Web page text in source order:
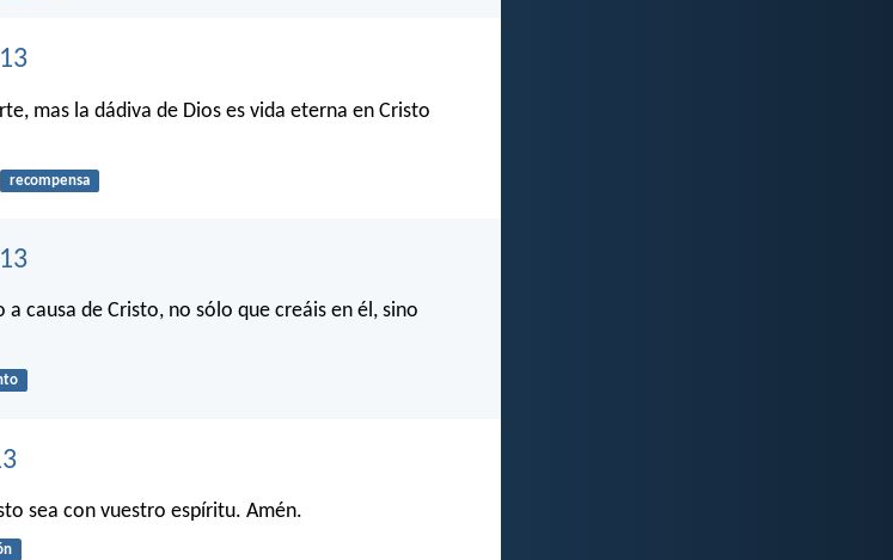
mas la dádiva de Dios es vida eterna en Cristo
recompensa
causa de Cristo, no sólo que creáis en él, sino
sea con vuestro espíritu. Amén.